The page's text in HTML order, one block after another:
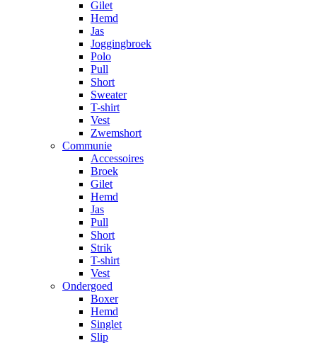
Gilet
Hemd
Jas
Joggingbroek
Polo
Pull
Short
Sweater
T-shirt
Vest
Zwemshort
Communie
Accessoires
Broek
Gilet
Hemd
Jas
Pull
Short
Strik
T-shirt
Vest
Ondergoed
Boxer
Hemd
Singlet
Slip